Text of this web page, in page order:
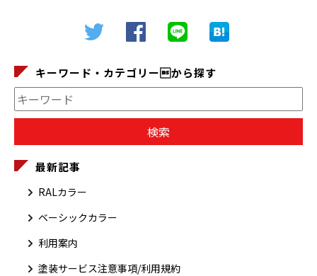
キーワード・カテゴリーから探す
最新記事
RALカラー
ベーシックカラー
利用案内
塗装サービス注意事項/利用規約